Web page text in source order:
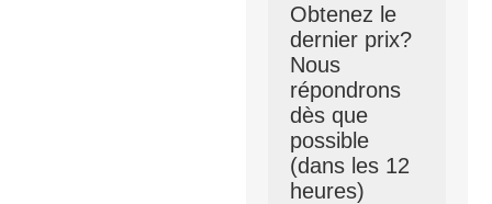
Obtenez le
dernier prix?
Nous
répondrons
dès que
possible
(dans les 12
heures)